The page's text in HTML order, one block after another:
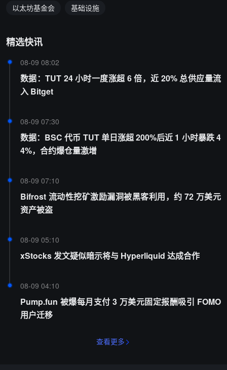
以太坊基金会 基础设施
精选快讯
08-09 08:02
数据：TUT 24 小时一度涨超 6 倍，近 20% 总供应量流
入 Bitget
08-09 07:30
数据：BSC 代币 TUT 单日涨超 200%后近 1 小时暴跌 4
4%，合约爆仓量激增
08-09 07:10
Bifrost 流动性挖矿激励漏洞被黑客利用，约 72 万美元
资产被盗
08-09 05:10
xStocks 发文疑似暗示将与 Hyperliquid 达成合作
08-09 04:10
Pump.fun 被爆每月支付 3 万美元固定报酬吸引 FOMO
用户迁移
查看更多